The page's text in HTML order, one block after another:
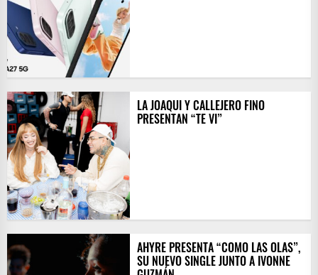
LA JOAQUI Y CALLEJERO FINO
PRESENTAN “TE VI”
AHYRE PRESENTA “COMO LAS OLAS”,
SU NUEVO SINGLE JUNTO A IVONNE